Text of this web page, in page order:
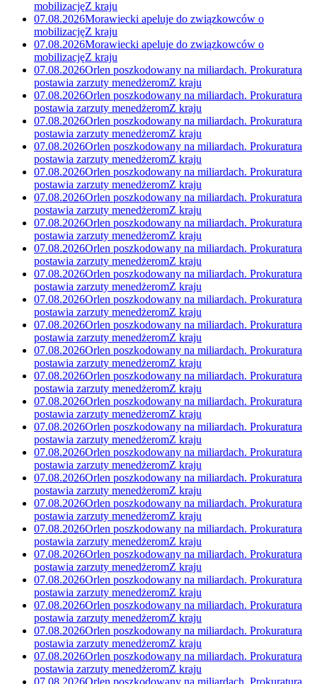
mobilizacjęZ kraju
07.08.2026Morawiecki apeluje do związkowców o
mobilizacjęZ kraju
07.08.2026Morawiecki apeluje do związkowców o
mobilizacjęZ kraju
07.08.2026Orlen poszkodowany na miliardach. Prokuratura
postawia zarzuty menedżeromZ kraju
07.08.2026Orlen poszkodowany na miliardach. Prokuratura
postawia zarzuty menedżeromZ kraju
07.08.2026Orlen poszkodowany na miliardach. Prokuratura
postawia zarzuty menedżeromZ kraju
07.08.2026Orlen poszkodowany na miliardach. Prokuratura
postawia zarzuty menedżeromZ kraju
07.08.2026Orlen poszkodowany na miliardach. Prokuratura
postawia zarzuty menedżeromZ kraju
07.08.2026Orlen poszkodowany na miliardach. Prokuratura
postawia zarzuty menedżeromZ kraju
07.08.2026Orlen poszkodowany na miliardach. Prokuratura
postawia zarzuty menedżeromZ kraju
07.08.2026Orlen poszkodowany na miliardach. Prokuratura
postawia zarzuty menedżeromZ kraju
07.08.2026Orlen poszkodowany na miliardach. Prokuratura
postawia zarzuty menedżeromZ kraju
07.08.2026Orlen poszkodowany na miliardach. Prokuratura
postawia zarzuty menedżeromZ kraju
07.08.2026Orlen poszkodowany na miliardach. Prokuratura
postawia zarzuty menedżeromZ kraju
07.08.2026Orlen poszkodowany na miliardach. Prokuratura
postawia zarzuty menedżeromZ kraju
07.08.2026Orlen poszkodowany na miliardach. Prokuratura
postawia zarzuty menedżeromZ kraju
07.08.2026Orlen poszkodowany na miliardach. Prokuratura
postawia zarzuty menedżeromZ kraju
07.08.2026Orlen poszkodowany na miliardach. Prokuratura
postawia zarzuty menedżeromZ kraju
07.08.2026Orlen poszkodowany na miliardach. Prokuratura
postawia zarzuty menedżeromZ kraju
07.08.2026Orlen poszkodowany na miliardach. Prokuratura
postawia zarzuty menedżeromZ kraju
07.08.2026Orlen poszkodowany na miliardach. Prokuratura
postawia zarzuty menedżeromZ kraju
07.08.2026Orlen poszkodowany na miliardach. Prokuratura
postawia zarzuty menedżeromZ kraju
07.08.2026Orlen poszkodowany na miliardach. Prokuratura
postawia zarzuty menedżeromZ kraju
07.08.2026Orlen poszkodowany na miliardach. Prokuratura
postawia zarzuty menedżeromZ kraju
07.08.2026Orlen poszkodowany na miliardach. Prokuratura
postawia zarzuty menedżeromZ kraju
07.08.2026Orlen poszkodowany na miliardach. Prokuratura
postawia zarzuty menedżeromZ kraju
07.08.2026Orlen poszkodowany na miliardach. Prokuratura
postawia zarzuty menedżeromZ kraju
07.08.2026Orlen poszkodowany na miliardach. Prokuratura